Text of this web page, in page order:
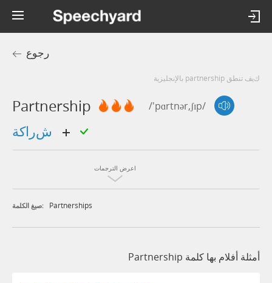
رجوع
كيف تنطق partnership بالإنجليزية
Partnership /'pɑrtnər,ʃɪp/
اعرض الترجمات
صيغ الكلمة: Partnerships
أمثلة أفلام بها كلمة Partnership